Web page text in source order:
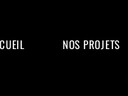
NOS PROJETS